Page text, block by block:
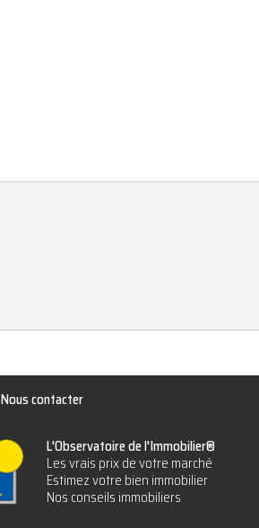
Nous contacter
L'Observatoire de l'Immobilier®
Les vrais prix de votre marché
Estimez votre bien immobilier
Nos conseils immobiliers